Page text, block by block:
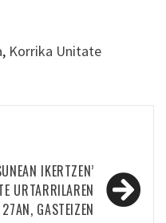
, Korrika Unitate
IKERTZEN’
URTARRILAREN
27AN, GASTEIZEN